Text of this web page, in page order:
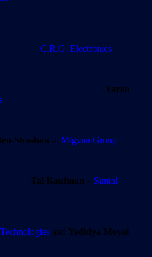
Yaron
– Migvan Group
– Simtal
and Yedidya Moyal –